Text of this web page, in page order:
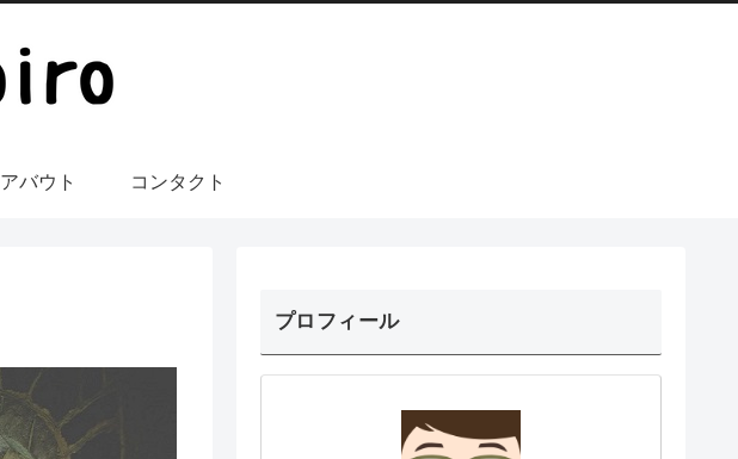
アバウト コンタクト
プロフィール